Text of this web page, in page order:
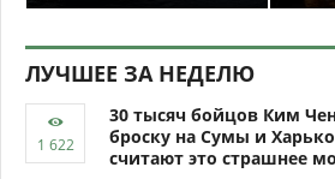
ЛУЧШЕЕ ЗА НЕДЕЛЮ
30 тысяч бойцов Ким
броску на Сумы и
считают это страшнее